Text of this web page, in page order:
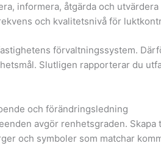
informera, åtgärda och utvärdera
och kvalitetsnivå för
förvaltningssystem.
Slutligen rapporterar du
och förändringsledning
avgör renhetsgraden.
och symboler som matchar